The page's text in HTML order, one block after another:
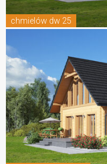
chmielów dw 25